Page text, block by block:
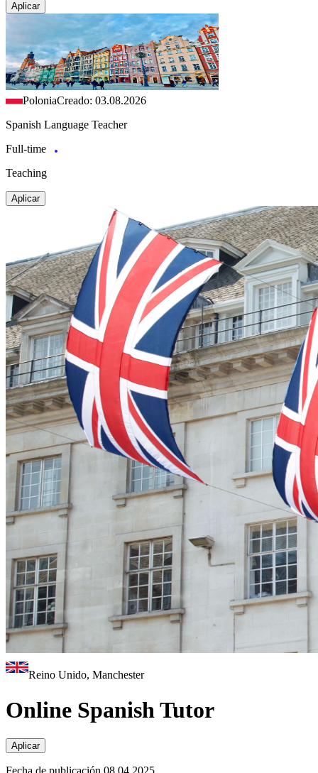
Aplicar
PoloniaCreado: 03.08.2026
Spanish Language Teacher
Full-time
Teaching
Aplicar
Reino Unido, Manchester
Online Spanish Tutor
Aplicar